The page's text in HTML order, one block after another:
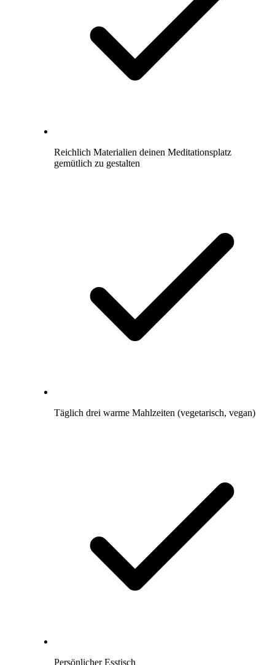
Reichlich Materialien deinen Meditationsplatz
gemütlich zu gestalten
Täglich drei warme Mahlzeiten (vegetarisch, vegan)
Persönlicher Esstisch